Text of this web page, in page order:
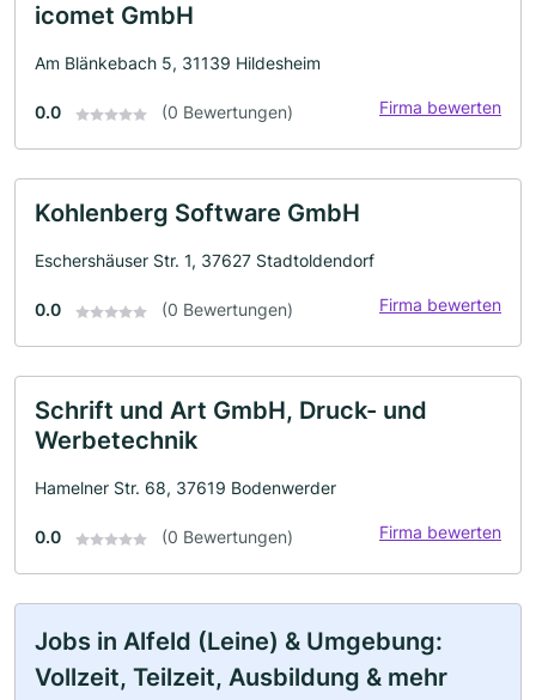
icomet GmbH
Am Blänkebach 5, 31139 Hildesheim
0.0 (0 Bewertungen) Firma bewerten
Kohlenberg Software GmbH
Eschershäuser Str. 1, 37627 Stadtoldendorf
0.0 (0 Bewertungen) Firma bewerten
Schrift und Art GmbH, Druck- und
Werbetechnik
Hamelner Str. 68, 37619 Bodenwerder
0.0 (0 Bewertungen) Firma bewerten
Jobs in Alfeld (Leine) & Umgebung:
Vollzeit, Teilzeit, Ausbildung & mehr